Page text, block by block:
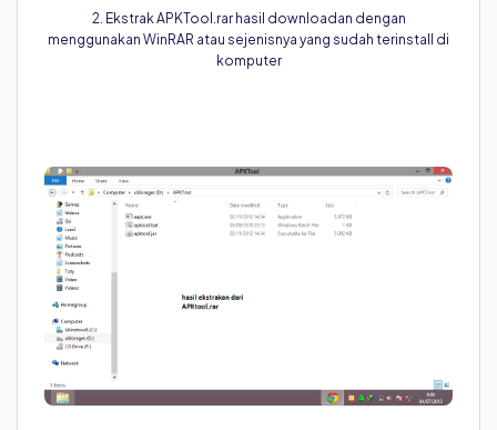
2. Ekstrak APKTool.rar hasil downloadan dengan
menggunakan WinRAR atau sejenisnya yang sudah terinstall di
komputer